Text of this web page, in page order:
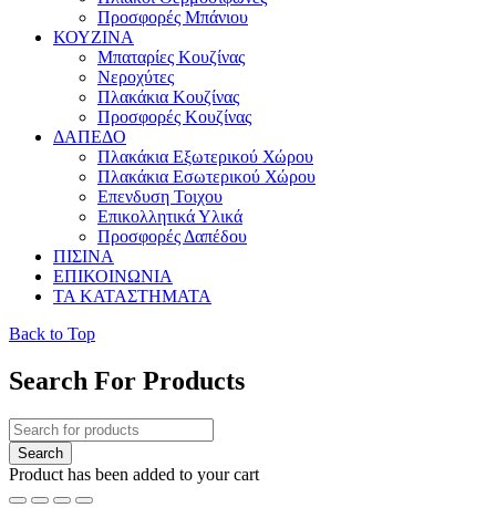
Προσφορές Μπάνιου
ΚΟΥΖΙΝΑ
Μπαταρίες Κουζίνας
Νεροχύτες
Πλακάκια Κουζίνας
Προσφορές Κουζίνας
ΔΑΠΕΔΟ
Πλακάκια Εξωτερικού Χώρου
Πλακάκια Εσωτερικού Χώρου
Επενδυση Τοιχου
Επικολλητικά Υλικά
Προσφορές Δαπέδου
ΠΙΣΙΝΑ
ΕΠΙΚΟΙΝΩΝΙΑ
ΤΑ ΚΑΤΑΣΤΗΜΑΤΑ
Back to Top
Search For Products
Product has been added to your cart